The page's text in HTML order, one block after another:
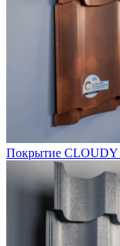
Покрытие CLOUDY